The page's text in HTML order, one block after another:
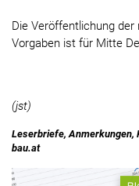
Die Veröffentlichung
Vorgaben ist für Mitte
(jst)
Leserbriefe, Anmerkungen,
bau.at